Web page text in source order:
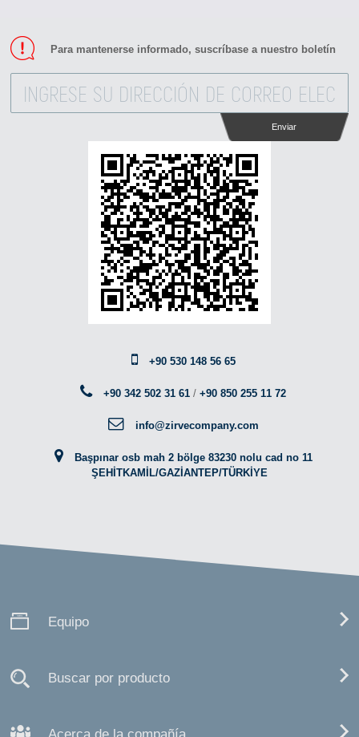
Para mantenerse informado, suscríbase a nuestro boletín
Enviar
+90 530 148 56 65
+90 342 502 31 61 /+90 850 255 11 72
info@zirvecompany.com
Başpınar osb mah 2 bölge 83230 nolu cad no 11
ŞEHİTKAMİL/GAZİANTEP/TÜRKİYE
Equipo
Buscar por producto